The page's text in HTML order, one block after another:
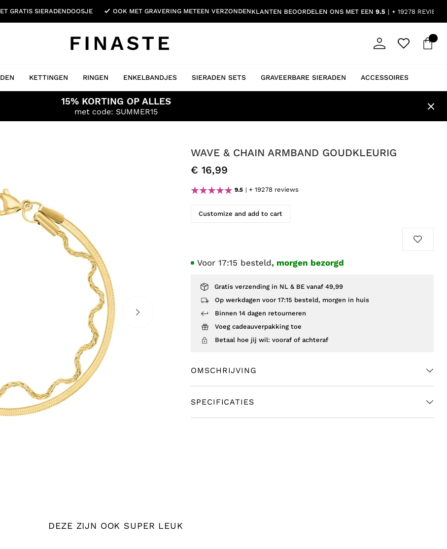
GRATIS SIERADENDOOSJE OOK MET GRAVERING METEEN VERZONDENKLANTEN BEOORDELEN ONS MET EEN 9.5 + 19278 REVIEWS
KETTINGEN RINGEN ENKELBANDJES SIERADEN SETS GRAVEERBARE SIERADEN ACCESSOIRES
15% KORTING OP ALLES
met code: SUMMER15
WAVE & CHAIN ARMBAND GOUDKLEURIG
9.5 + 19278 reviews
Gratis verzending in NL & BE vanaf 49,99
Op werkdagen voor 17:15 besteld, morgen in huis
Binnen 14 dagen retourneren
Voeg cadeauverpakking toe
Betaal hoe jij wil: vooraf of achteraf
€ 16,99
Customize and add to cart
Voor 17:15 besteld, morgen bezorgd
OMSCHRIJVING
SPECIFICATIES
DEZE ZIJN OOK SUPER LEUK